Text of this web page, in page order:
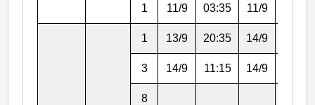
1 11/9 03:35 11/9
1 13/9 20:35 14/9
3 14/9 11:15 14/9
8